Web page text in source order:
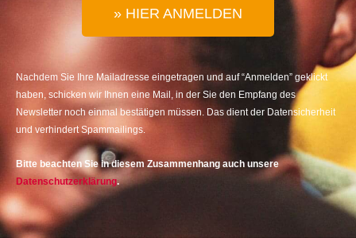
» HIER ANMELDEN
Nachdem Sie Ihre Mailadresse eingetragen und auf “Anmelden” geklickt
haben, schicken wir Ihnen eine Mail, in der Sie den Empfang des
Newsletter noch einmal bestätigen müssen. Das dient der Datensicherheit
und verhindert Spammailings.
Bitte beachten Sie in diesem Zusammenhang auch unsere
Datenschutzerklärung.